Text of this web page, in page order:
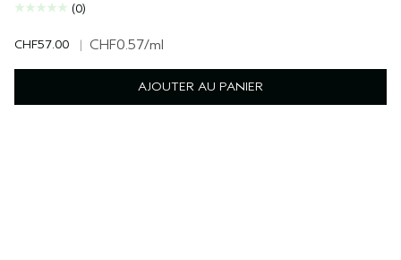
(0)
CHF57.00 | CHF0.57/ml
AJOUTER AU PANIER